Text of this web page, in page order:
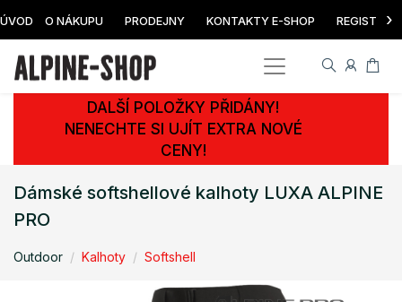
ÚVOD O NÁKUPU PRODEJNY KONTAKTY E-SHOP ›
DALŠÍ POLOŽKY PŘIDÁNY!
NENECHTE SI UJÍT EXTRA NOVÉ
CENY!
Dámské softshellové kalhoty LUXA ALPINE
PRO
Outdoor Kalhoty Softshell